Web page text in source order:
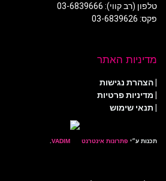
טלפון (רב קווי): 03-6839666
פקס: 03-6839626
מדיניות האתר
|הצהרת נגישות
| מדיניות פרטיות
| תנאי שימוש
תכנות ע״י פתרונות אינטרנט